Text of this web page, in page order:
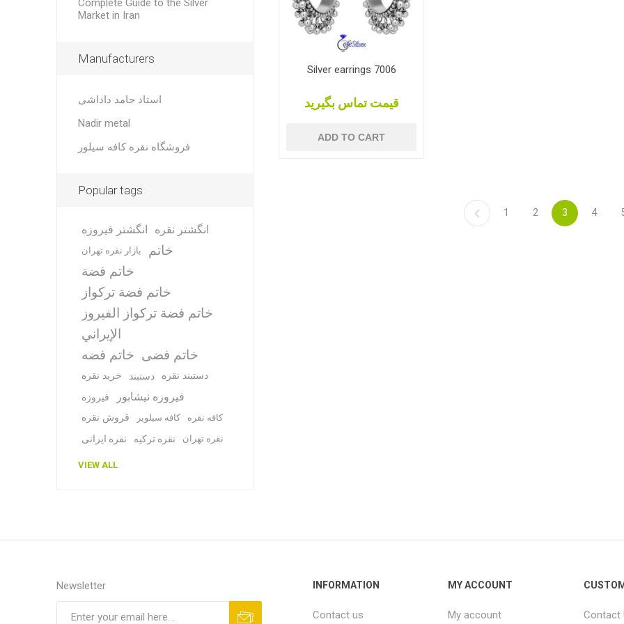
Silver earrings 7006
قیمت تماس بگیرید
ADD TO CART
1 2 3 4
Complete Guide to the Silver
Market in Iran
Manufacturers
استاد حامد داداشی
Nadir metal
فروشگاه نقره کافه سیلور
Popular tags
انگشتر فیروزه انگشتر نقره
بازار نقره تهران
خاتم
خاتم فضة
خاتم فضة تركواز
خاتم فضة تركواز الفيروز
الإيراني
خاتم فضه خاتم فضی
خرید نقره دستبند دستبند نقره
فیروزه فیروزه نیشابور
قروش نقره کافه سیلویر کافه نقره
نقره ایرانی نقره ترکیه نقره تهران
VIEW ALL
Newsletter INFORMATION
Contact us
MY ACCOUNT
My account Contact